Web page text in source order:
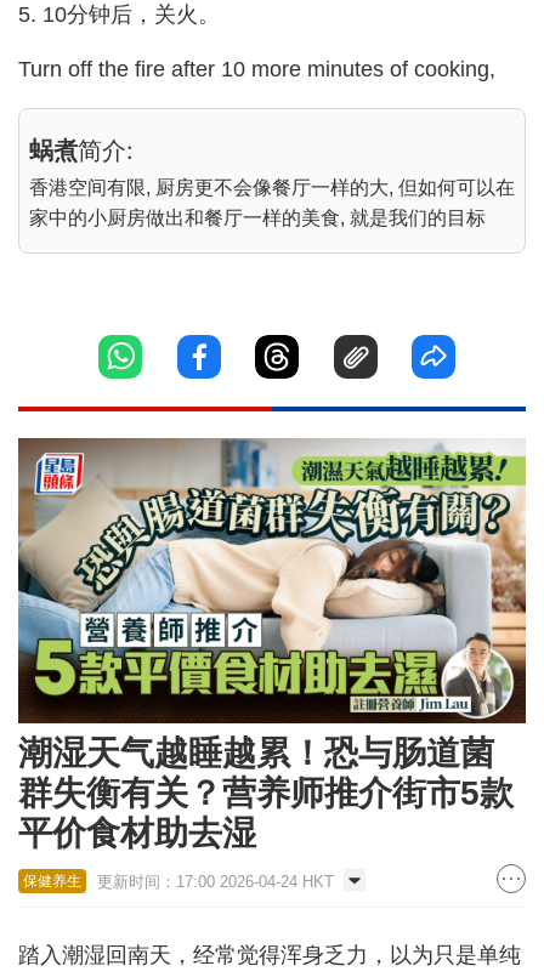
5. 10分钟后，关火。
Turn off the fire after 10 more minutes of cooking,
蜗煮简介:
香港空间有限, 厨房更不会像餐厅一样的大, 但如何可以在
家中的小厨房做出和餐厅一样的美食, 就是我们的目标
潮湿天气越睡越累！恐与肠道菌
群失衡有关？营养师推介街市5款
平价食材助去湿
保健养生 更新时间：17:00 2026-04-24 HKT
踏入潮湿回南天，经常觉得浑身乏力，以为只是单纯